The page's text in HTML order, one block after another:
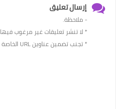
إرسال تعليق
- ملاحظة.
* لا تنشر تعليقات غير مرغوب فيها
* تجنب تضمين عناوين URL الخاصة بموقع الويب في تعليقاتك.